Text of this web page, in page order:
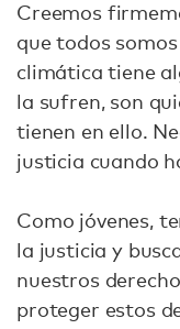
Creemos
que todos
climática tiene
la sufren, son
tienen en ello.
justicia cuando
Como jóvenes,
la justicia y
nuestros
proteger estos